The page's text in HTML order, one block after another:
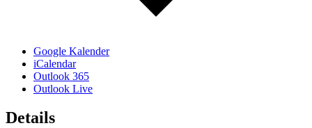
Google Kalender
iCalendar
Outlook 365
Outlook Live
Details